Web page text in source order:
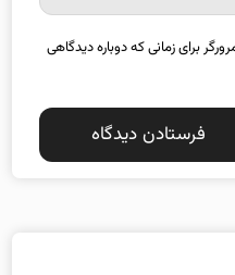
برای زمانی که دوباره دیدگاهی